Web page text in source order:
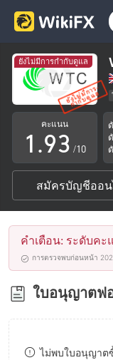
ยังไม่มีการกำกับดูแล
คะแนน
0
1
2
3
4
5
6
7
8
.
5
6
7
8
9
0
1
2
3
4
5
6
7
8
9
/10
สมัครบัญชีออ
คำเตือน: ระดับคะ
การตรวจพบก่อนหน้า
ใบอนุญาตฟ
ไม่พบใบอนุญาต